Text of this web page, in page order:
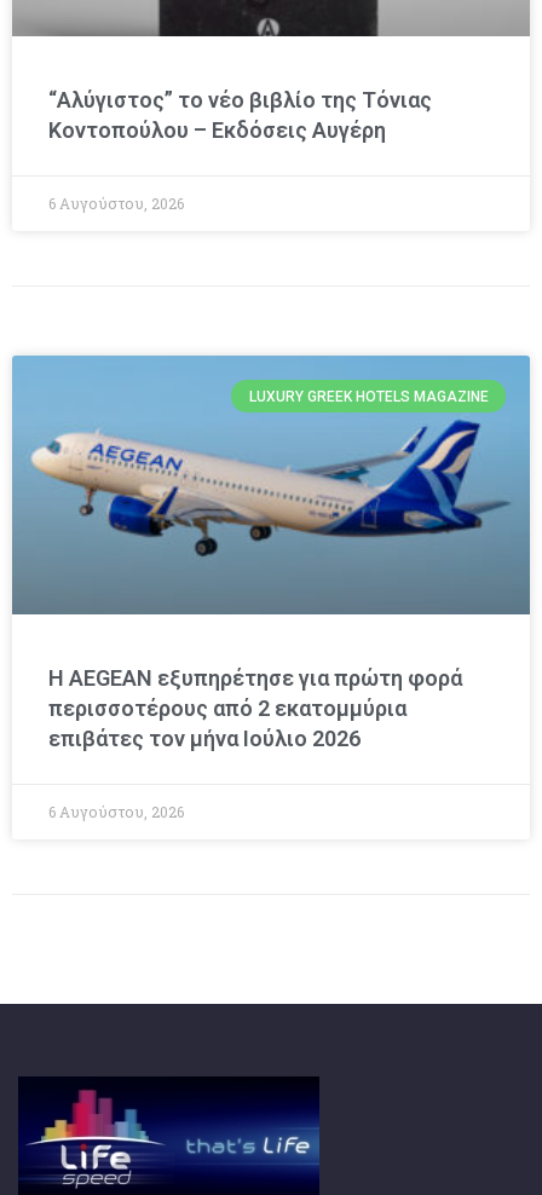
“Αλύγιστος” το νέο βιβλίο της Τόνιας
Κοντοπούλου – Εκδόσεις Αυγέρη
6 Αυγούστου, 2026
LUXURY GREEK HOTELS MAGAZINE
Η AEGEAN εξυπηρέτησε για πρώτη φορά
περισσοτέρους από 2 εκατομμύρια
επιβάτες τον μήνα Ιούλιο 2026
6 Αυγούστου, 2026